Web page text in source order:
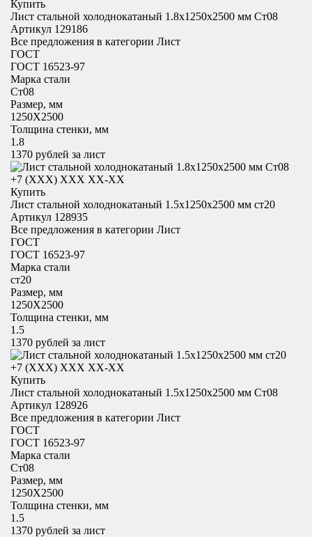
Купить
Лист стальной холоднокатаный 1.8х1250x2500 мм Ст08
Артикул 129186
Все предложения в категории Лист
ГОСТ
ГОСТ 16523-97
Марка стали
Ст08
Размер, мм
1250X2500
Толщина стенки, мм
1.8
1370 рублей за лист
+7 (XXX) ХХХ ХХ-ХХ
Купить
Лист стальной холоднокатаный 1.5х1250x2500 мм ст20
Артикул 128935
Все предложения в категории Лист
ГОСТ
ГОСТ 16523-97
Марка стали
ст20
Размер, мм
1250X2500
Толщина стенки, мм
1.5
1370 рублей за лист
+7 (XXX) ХХХ ХХ-ХХ
Купить
Лист стальной холоднокатаный 1.5х1250x2500 мм Ст08
Артикул 128926
Все предложения в категории Лист
ГОСТ
ГОСТ 16523-97
Марка стали
Ст08
Размер, мм
1250X2500
Толщина стенки, мм
1.5
1370 рублей за лист